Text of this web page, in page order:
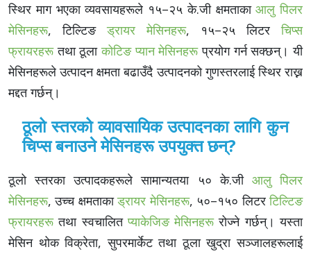
स्थिर माग भएका व्यवसायहरूले १५–२५ के.जी क्षमताकाआलु पिलर
मेसिनहरू, टिल्टिङड्रायर मेसिनहरू, १५–२५ लिटरचिप्स
फ्रायरहरूतथा ठूलाकोटिङ प्यान मेसिनहरूप्रयोग गर्न सक्छन्। यी
मेसिनहरूले उत्पादन क्षमता बढाउँदै उत्पादनको गुणस्तरलाई स्थिर राख्न
मद्दत गर्छन्।
ठूलो स्तरको व्यावसायिक उत्पादनका लागि कुन
चिप्स बनाउने मेसिनहरू उपयुक्त छन्?
ठूलो स्तरका उत्पादकहरूले सामान्यतया ५० के.जी आलु पिलर
मेसिनहरू, उच्च क्षमताकाड्रायर मेसिनहरू, ५०–१५० लिटरटिल्टिङ
फ्रायरहरूतथा स्वचालितप्याकेजिङ मेसिनहरूरोज्ने गर्छन्। यस्ता
मेसिन थोक विक्रेता, सुपरमार्केट तथा ठूला खुद्रा सञ्जालहरूलाई